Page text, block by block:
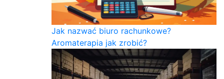
Jak nazwać biuro rachunkowe?
Aromaterapia jak zrobić?